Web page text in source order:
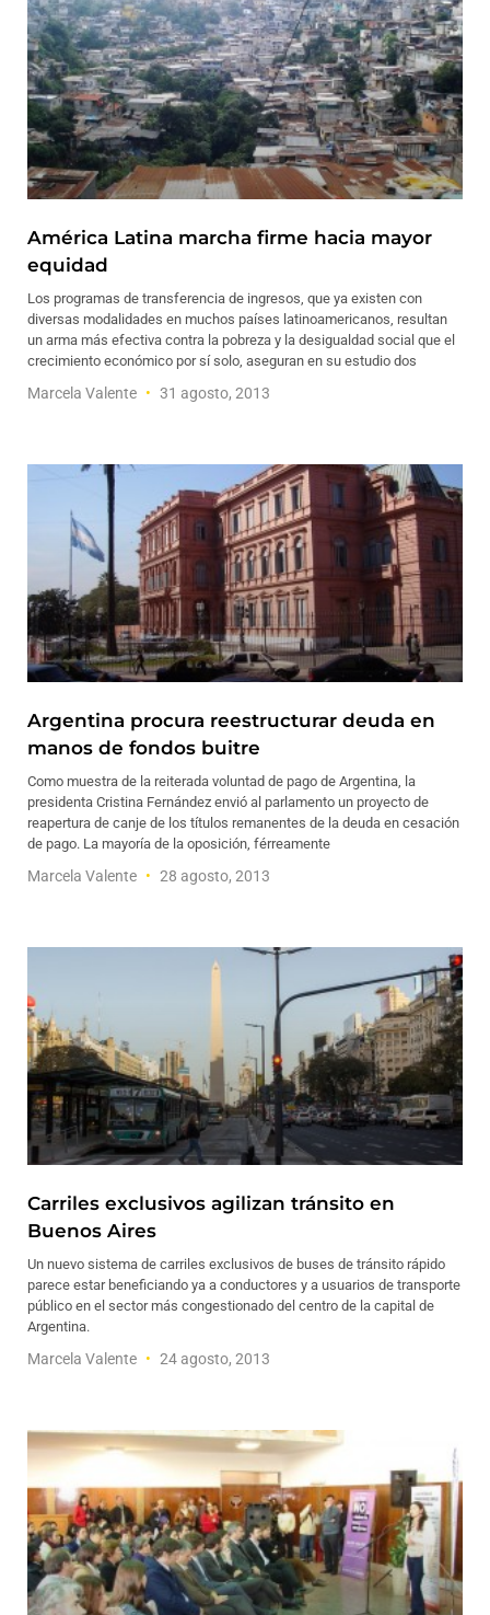
América Latina marcha firme hacia mayor
equidad
Los programas de transferencia de ingresos, que ya existen con
diversas modalidades en muchos países latinoamericanos, resultan
un arma más efectiva contra la pobreza y la desigualdad social que el
crecimiento económico por sí solo, aseguran en su estudio dos
Marcela Valente 31 agosto, 2013
Argentina procura reestructurar deuda en
manos de fondos buitre
Como muestra de la reiterada voluntad de pago de Argentina, la
presidenta Cristina Fernández envió al parlamento un proyecto de
reapertura de canje de los títulos remanentes de la deuda en cesación
de pago. La mayoría de la oposición, férreamente
Marcela Valente 28 agosto, 2013
Carriles exclusivos agilizan tránsito en
Buenos Aires
Un nuevo sistema de carriles exclusivos de buses de tránsito rápido
parece estar beneficiando ya a conductores y a usuarios de transporte
público en el sector más congestionado del centro de la capital de
Argentina.
Marcela Valente 24 agosto, 2013